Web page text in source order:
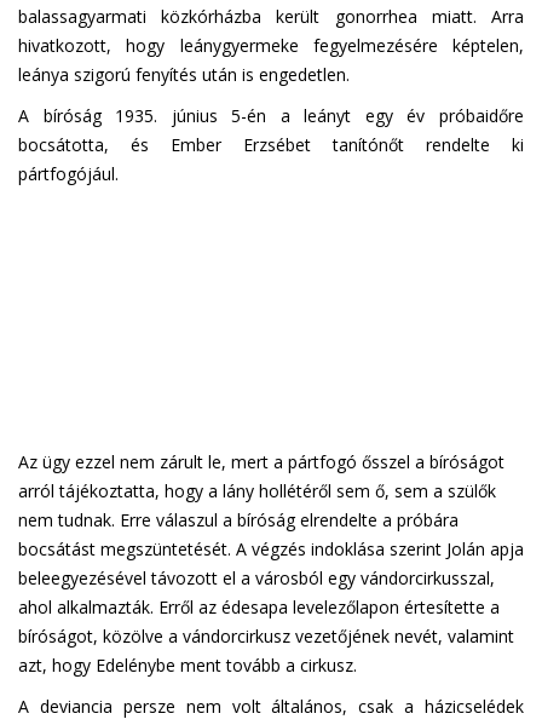
balassagyarmati közkórházba került gonorrhea miatt. Arra
hivatkozott, hogy leánygyermeke fegyelmezésére képtelen,
leánya szigorú fenyítés után is engedetlen.
A bíróság 1935. június 5-én a leányt egy év próbaidőre
bocsátotta, és Ember Erzsébet tanítónőt rendelte ki
pártfogójául.
Az ügy ezzel nem zárult le, mert a pártfogó ősszel a bíróságot
arról tájékoztatta, hogy a lány hollétéről sem ő, sem a szülők
nem tudnak. Erre válaszul a bíróság elrendelte a próbára
bocsátást megszüntetését. A végzés indoklása szerint Jolán apja
beleegyezésével távozott el a városból egy vándorcirkusszal,
ahol alkalmazták. Erről az édesapa levelezőlapon értesítette a
bíróságot, közölve a vándorcirkusz vezetőjének nevét, valamint
azt, hogy Edelénybe ment tovább a cirkusz.
A deviancia persze nem volt általános, csak a házicselédek